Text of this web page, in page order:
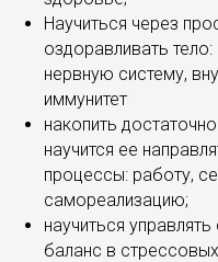
Научиться через
оздоравливать
нервную систему,
иммунитет
накопить
научится ее
процессы: работу,
самореализацию;
научиться
баланс в